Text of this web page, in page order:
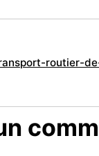
routier-